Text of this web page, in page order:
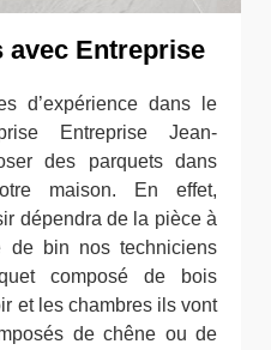
avec Entreprise
d’expérience dans le
Entreprise Jean-
des parquets dans
maison. En effet,
dépendra de la pièce à
de bin nos techniciens
composé de bois
et les chambres ils vont
de chêne ou de